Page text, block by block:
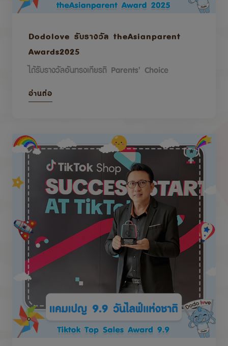
Dodolove รับรางวัล theAsianparent
Awards2025
ได้รับรางวัลอันทรงเกียรติ Parents’ Choice
อ่านต่อ